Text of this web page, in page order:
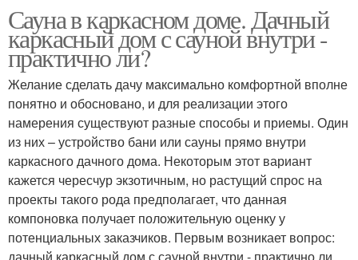
Сауна в каркасном доме. Дачный
каркасный дом с сауной внутри -
практично ли?
Желание сделать дачу максимально комфортной вполне
понятно и обосновано, и для реализации этого
намерения существуют разные способы и приемы. Один
из них – устройство бани или сауны прямо внутри
каркасного дачного дома. Некоторым этот вариант
кажется чересчур экзотичным, но растущий спрос на
проекты такого рода предполагает, что данная
компоновка получает положительную оценку у
потенциальных заказчиков. Первым возникает вопрос:
дачный каркасный дом с сауной внутри - практично ли